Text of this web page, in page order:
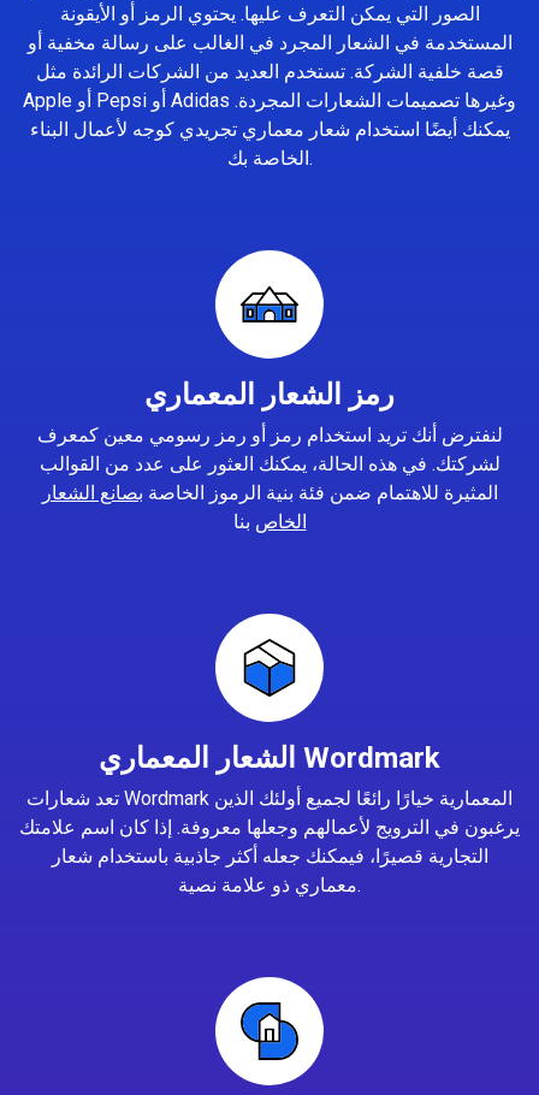
الصور التي يمكن التعرف عليها. يحتوي الرمز أو الأيقونة
المستخدمة في الشعار المجرد في الغالب على رسالة مخفية أو
قصة خلفية الشركة. تستخدم العديد من الشركات الرائدة مثل
Apple أو Pepsi أو Adidas وغيرها تصميمات الشعارات المجردة.
يمكنك أيضًا استخدام شعار معماري تجريدي كوجه لأعمال البناء
الخاصة بك.
رمز الشعار المعماري
لنفترض أنك تريد استخدام رمز أو رمز رسومي معين كمعرف
لشركتك. في هذه الحالة، يمكنك العثور على عدد من القوالب
المثيرة للاهتمام ضمن فئة بنية الرموز الخاصة بصانع الشعار
الخاص بنا
الشعار المعماري Wordmark
تعد شعارات Wordmark المعمارية خيارًا رائعًا لجميع أولئك الذين
يرغبون في الترويج لأعمالهم وجعلها معروفة. إذا كان اسم علامتك
التجارية قصيرًا، فيمكنك جعله أكثر جاذبية باستخدام شعار
معماري ذو علامة نصية.